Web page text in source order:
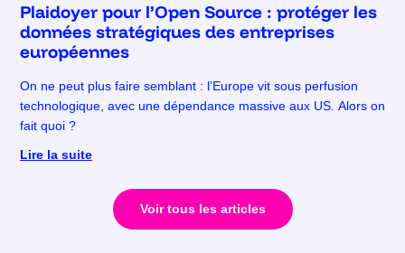
Plaidoyer pour l’Open Source : protéger les
données stratégiques des entreprises
européennes
On ne peut plus faire semblant : l’Europe vit sous perfusion
technologique, avec une dépendance massive aux US. Alors on
fait quoi ?
Lire la suite
Voir tous les articles